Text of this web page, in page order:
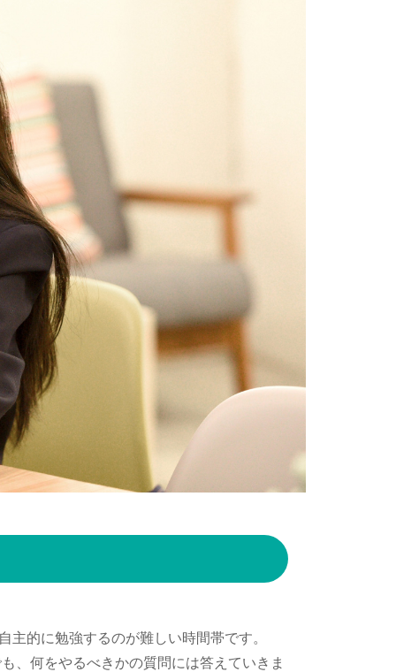
的に勉強するのが難しい時間帯です。
、何をやるべきかの質問には答えていきま